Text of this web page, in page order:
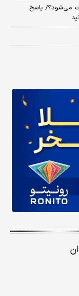
می‌شود؟/ پاسخ